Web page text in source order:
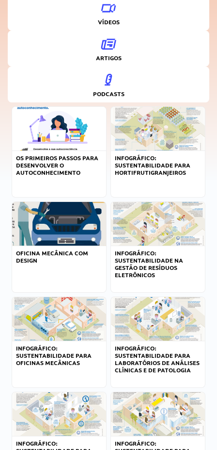
VÍDEOS
ARTIGOS
PODCASTS
OS PRIMEIROS PASSOS PARA
DESENVOLVER O
AUTOCONHECIMENTO
INFOGRÁFICO:
SUSTENTABILIDADE PARA
HORTIFRUTIGRANJEIROS
OFICINA MECÂNICA COM
DESIGN
INFOGRÁFICO:
SUSTENTABILIDADE NA
GESTÃO DE RESÍDUOS
ELETRÔNICOS
INFOGRÁFICO:
SUSTENTABILIDADE PARA
OFICINAS MECÂNICAS
INFOGRÁFICO:
SUSTENTABILIDADE PARA
LABORATÓRIOS DE ANÁLISES
CLÍNICAS E DE PATOLOGIA
INFOGRÁFICO:
INFOGRÁFICO: